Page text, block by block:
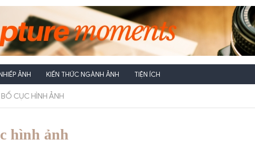
ẢNH KIẾN THỨC NGÀNH ẢNH TIỆN ÍCH
CỤC HÌNH ẢNH
hình ảnh